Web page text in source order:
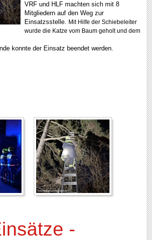
VRFund HLF machten sich mit 8
Mitgliedern auf den Weg zur
Einsatzsstelle. Mit Hilfe der Schiebeleiter
wurde die Katze vom Baum geholt und dem
konnte der Einsatz beendet werden.
-